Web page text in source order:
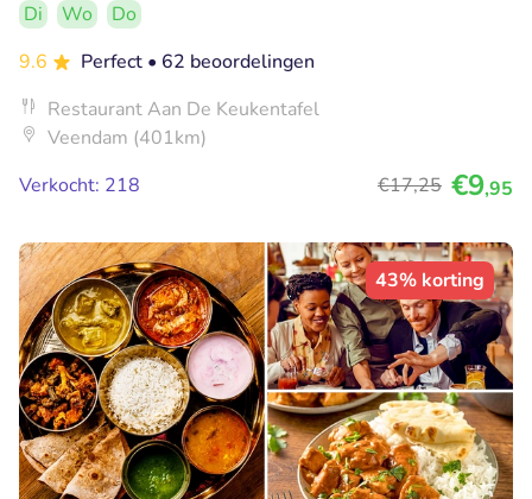
Di Wo
Do
9.6
Perfect • 62 beoordelingen
Restaurant Aan De Keukentafel
Veendam (401km)
Verkocht: 218
€17,25 €9,95
43% korting